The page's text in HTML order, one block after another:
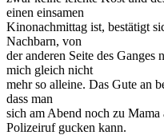
einen einsamen
Kinonachmittag ist, bestätigt
Nachbarn, von
der anderen Seite des Ganges
mich gleich nicht
mehr so alleine. Das Gute an
dass man
sich am Abend noch zu
Polizeiruf gucken kann.